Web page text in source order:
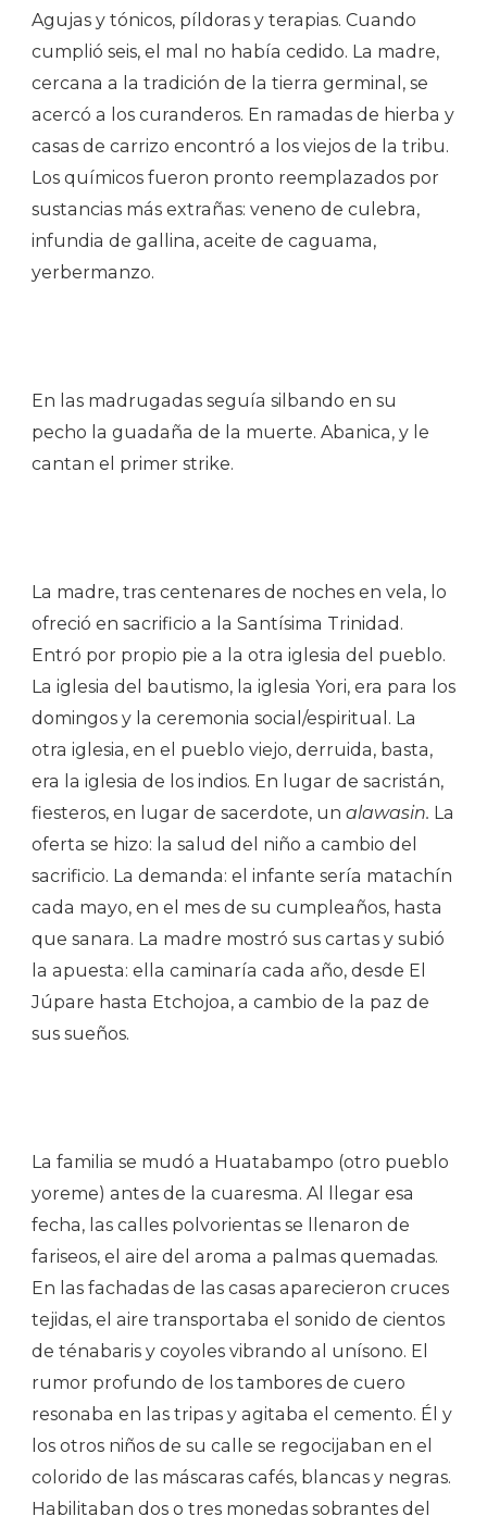
Agujas y tónicos, píldoras y terapias. Cuando
cumplió seis, el mal no había cedido. La madre,
cercana a la tradición de la tierra germinal, se
acercó a los curanderos. En ramadas de hierba y
casas de carrizo encontró a los viejos de la tribu.
Los químicos fueron pronto reemplazados por
sustancias más extrañas: veneno de culebra,
infundia de gallina, aceite de caguama,
yerbermanzo.
En las madrugadas seguía silbando en su
pecho la guadaña de la muerte. Abanica, y le
cantan el primer strike.
La madre, tras centenares de noches en vela, lo
ofreció en sacrificio a la Santísima Trinidad.
Entró por propio pie a la otra iglesia del pueblo.
La iglesia del bautismo, la iglesia Yori, era para los
domingos y la ceremonia social/espiritual. La
otra iglesia, en el pueblo viejo, derruida, basta,
era la iglesia de los indios. En lugar de sacristán,
fiesteros, en lugar de sacerdote, un alawasin. La
oferta se hizo: la salud del niño a cambio del
sacrificio. La demanda: el infante sería matachín
cada mayo, en el mes de su cumpleaños, hasta
que sanara. La madre mostró sus cartas y subió
la apuesta: ella caminaría cada año, desde El
Júpare hasta Etchojoa, a cambio de la paz de
sus sueños.
La familia se mudó a Huatabampo (otro pueblo
yoreme) antes de la cuaresma. Al llegar esa
fecha, las calles polvorientas se llenaron de
fariseos, el aire del aroma a palmas quemadas.
En las fachadas de las casas aparecieron cruces
tejidas, el aire transportaba el sonido de cientos
de ténabaris y coyoles vibrando al unísono. El
rumor profundo de los tambores de cuero
resonaba en las tripas y agitaba el cemento. Él y
los otros niños de su calle se regocijaban en el
colorido de las máscaras cafés, blancas y negras.
Habilitaban dos o tres monedas sobrantes del